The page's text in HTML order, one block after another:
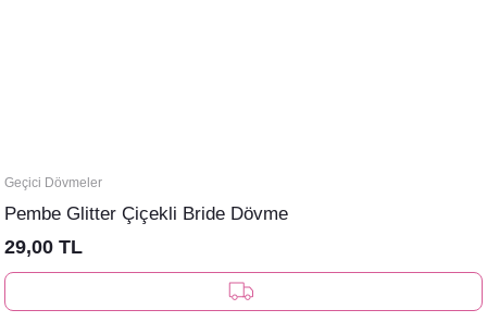
Geçici Dövmeler
Pembe Glitter Çiçekli Bride Dövme
29,00 TL